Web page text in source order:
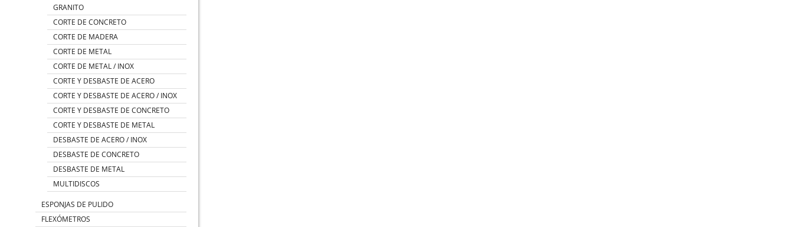
GRANITO
CORTE DE CONCRETO
CORTE DE MADERA
CORTE DE METAL
CORTE DE METAL / INOX
CORTE Y DESBASTE DE ACERO
CORTE Y DESBASTE DE ACERO / INOX
CORTE Y DESBASTE DE CONCRETO
CORTE Y DESBASTE DE METAL
DESBASTE DE ACERO / INOX
DESBASTE DE CONCRETO
DESBASTE DE METAL
MULTIDISCOS
ESPONJAS DE PULIDO
FLEXÓMETROS